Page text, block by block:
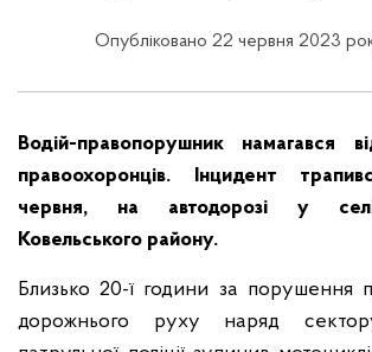
Опубліковано 22 червня 2023
Водій-правопорушник намагався
правоохоронців. Інцидент
червня, на автодорозі у
Ковельського району.
Близько 20-ї години за порушення
дорожнього руху наряд